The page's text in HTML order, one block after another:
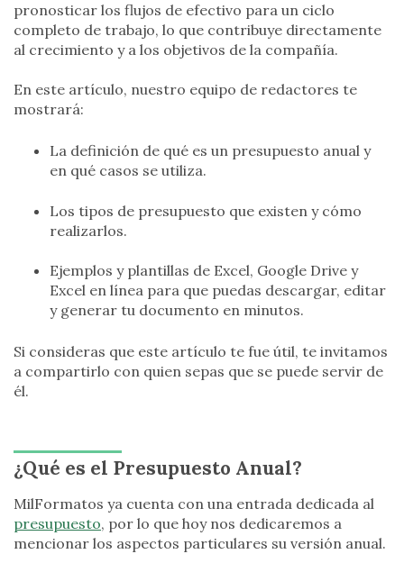
pronosticar los flujos de efectivo para un ciclo
completo de trabajo, lo que contribuye directamente
al crecimiento y a los objetivos de la compañía.
En este artículo, nuestro equipo de redactores te
mostrará:
La definición de qué es un presupuesto anual y
en qué casos se utiliza.
Los tipos de presupuesto que existen y cómo
realizarlos.
Ejemplos y plantillas de Excel, Google Drive y
Excel en línea para que puedas descargar, editar
y generar tu documento en minutos.
Si consideras que este artículo te fue útil, te invitamos
a compartirlo con quien sepas que se puede servir de
él.
¿Qué es el Presupuesto Anual?
MilFormatos ya cuenta con una entrada dedicada al
presupuesto, por lo que hoy nos dedicaremos a
mencionar los aspectos particulares su versión anual.